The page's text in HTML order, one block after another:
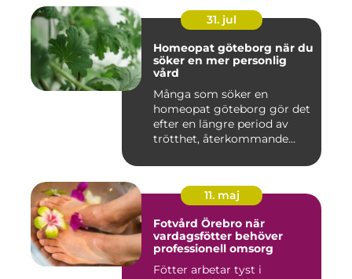
31. jul
Homeopat göteborg när du
söker en mer personlig
vård
Många som söker en
homeopat göteborg gör det
efter en längre period av
trötthet, återkommande
11. maj
Fotvård Örebro när
vardagsfötter behöver
professionell omsorg
Fötter arbetar tyst i